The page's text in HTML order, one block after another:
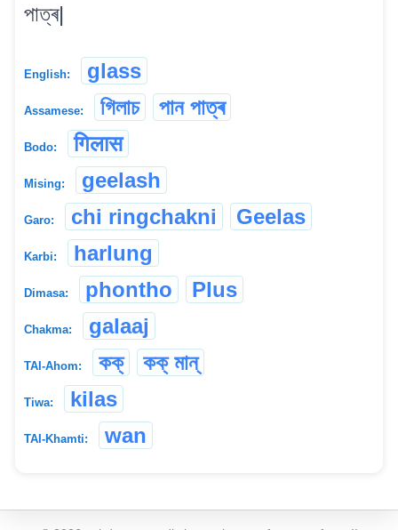
পাত্ৰ|
English: glass
Assamese: গিলাচ পান পাত্ৰ
Bodo: गिलास
Mising: geelash
Garo: chi ringchakni Geelas
Karbi: harlung
Dimasa: phontho Plus
Chakma: galaaj
TAI-Ahom: কক্ কক্ মান্
Tiwa: kilas
TAI-Khamti: wan